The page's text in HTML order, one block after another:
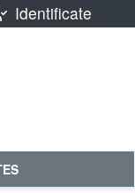
Identificate